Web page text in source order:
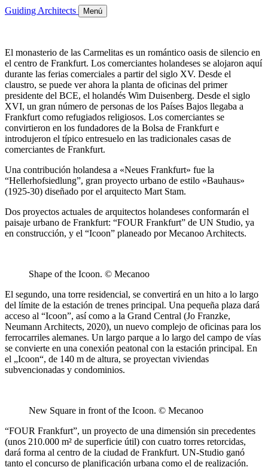
Guiding Architects Menú
El monasterio de las Carmelitas es un romántico oasis de silencio en
el centro de Frankfurt. Los comerciantes holandeses se alojaron aquí
durante las ferias comerciales a partir del siglo XV. Desde el
claustro, se puede ver ahora la planta de oficinas del primer
presidente del BCE, el holandés Wim Duisenberg. Desde el siglo
XVI, un gran número de personas de los Países Bajos llegaba a
Frankfurt como refugiados religiosos. Los comerciantes se
convirtieron en los fundadores de la Bolsa de Frankfurt e
introdujeron el típico entresuelo en las tradicionales casas de
comerciantes de Frankfurt.
Una contribución holandesa a «Neues Frankfurt» fue la
“Hellerhofsiedlung”, gran proyecto urbano de estilo «Bauhaus»
(1925-30) diseñado por el arquitecto Mart Stam.
Dos proyectos actuales de arquitectos holandeses conformarán el
paisaje urbano de Frankfurt: “FOUR Frankfurt” de UN Studio, ya
en construcción, y el “Icoon” planeado por Mecanoo Architects.
Shape of the Icoon. © Mecanoo
El segundo, una torre residencial, se convertirá en un hito a lo largo
del límite de la estación de trenes principal. Una pequeña plaza dará
acceso al “Icoon”, así como a la Grand Central (Jo Franzke,
Neumann Architects, 2020), un nuevo complejo de oficinas para los
ferrocarriles alemanes. Un largo parque a lo largo del campo de vías
se convierte en una conexión peatonal con la estación principal. En
el „Icoon“, de 140 m de altura, se proyectan viviendas
subvencionadas y condominios.
New Square in front of the Icoon. © Mecanoo
“FOUR Frankfurt”, un proyecto de una dimensión sin precedentes
(unos 210.000 m² de superficie útil) con cuatro torres retorcidas,
dará forma al centro de la ciudad de Frankfurt. UN-Studio ganó
tanto el concurso de planificación urbana como el de realización.